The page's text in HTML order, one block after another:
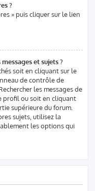
?
» puis cliquer sur le lien
et sujets ?
soit en cliquant sur le
de contrôle de
les messages de
profil ou soit en cliquant
supérieure du forum.
sujets, utilisez la
les options qui